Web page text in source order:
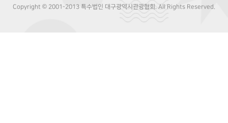
Copyright © 2001-2013 특수법인 대구광역시관광협회. All Rights Reserved.